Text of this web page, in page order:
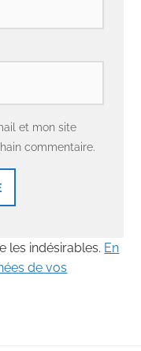
et mon site
commentaire.
les indésirables. En
de vos